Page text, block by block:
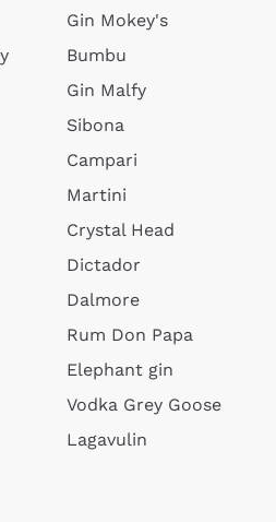
Gin Mokey's
Bumbu
Gin Malfy
Sibona
Campari
Martini
Crystal Head
Dictador
Dalmore
Rum Don Papa
Elephant gin
Vodka Grey Goose
Lagavulin